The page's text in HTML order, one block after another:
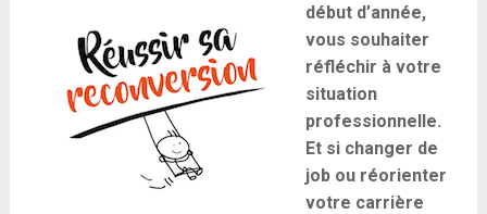
début d’année,
vous souhaiter
réfléchir à votre
situation
professionnelle.
Et si changer de
job ou réorienter
votre carrière